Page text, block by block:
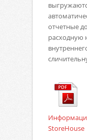
отчетные
расходную
StoreHouse